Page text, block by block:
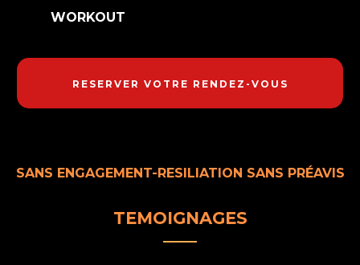
WORKOUT
RESERVER VOTRE RENDEZ-VOUS
SANS ENGAGEMENT-RESILIATION SANS PRÉAVIS
TEMOIGNAGES